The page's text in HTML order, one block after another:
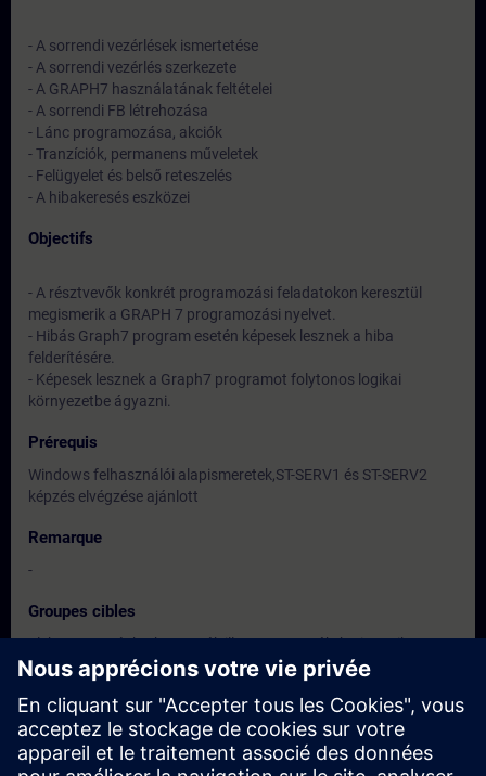
- A sorrendi vezérlések ismertetése
- A sorrendi vezérlés szerkezete
- A GRAPH7 használatának feltételei
- A sorrendi FB létrehozása
- Lánc programozása, akciók
- Tranzíciók, permanens műveletek
- Felügyelet és belső reteszelés
- A hibakeresés eszközei
Objectifs
- A résztvevők konkrét programozási feladatokon keresztül
megismerik a GRAPH 7 programozási nyelvet.
- Hibás Graph7 program esetén képesek lesznek a hiba
felderítésére.
- Képesek lesznek a Graph7 programot folytonos logikai
környezetbe ágyazni.
Prérequis
Windows felhasználói alapismeretek,ST-SERV1 és ST-SERV2
képzés elvégzése ajánlott
Remarque
-
Groupes cibles
Elektromos gépkarbantartók ill. programozók, ha ismerik az S7
alapvető működését, a STEP7 alap-utasításkészletét, a rendszer
konfigurációját.